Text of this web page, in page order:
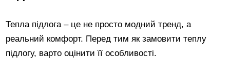
Тепла підлога – це не просто модний тренд, а
реальний комфорт. Перед тим як замовити теплу
підлогу, варто оцінити її особливості.